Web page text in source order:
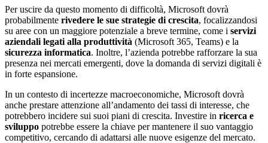
Per uscire da questo momento di difficoltà, Microsoft dovrà
probabilmente rivedere le sue strategie di crescita, focalizzandosi
su aree con un maggiore potenziale a breve termine, come i servizi
aziendali legati alla produttività (Microsoft 365, Teams) e la
sicurezza informatica. Inoltre, l’azienda potrebbe rafforzare la sua
presenza nei mercati emergenti, dove la domanda di servizi digitali è
in forte espansione.
In un contesto di incertezze macroeconomiche, Microsoft dovrà
anche prestare attenzione all’andamento dei tassi di interesse, che
potrebbero incidere sui suoi piani di crescita. Investire in ricerca e
sviluppo potrebbe essere la chiave per mantenere il suo vantaggio
competitivo, cercando di adattarsi alle nuove esigenze del mercato.